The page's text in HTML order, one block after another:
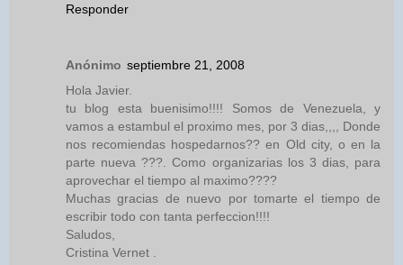
Responder
Anónimo septiembre 21, 2008
Hola Javier.
tu blog esta buenisimo!!!! Somos de Venezuela, y
vamos a estambul el proximo mes, por 3 dias,,,, Donde
nos recomiendas hospedarnos?? en Old city, o en la
parte nueva ???. Como organizarias los 3 dias, para
aprovechar el tiempo al maximo????
Muchas gracias de nuevo por tomarte el tiempo de
escribir todo con tanta perfeccion!!!!
Saludos,
Cristina Vernet .